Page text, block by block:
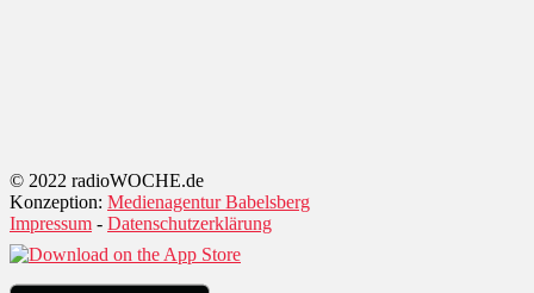
© 2022 radioWOCHE.de
Konzeption: Medienagentur Babelsberg
Impressum - Datenschutzerklärung